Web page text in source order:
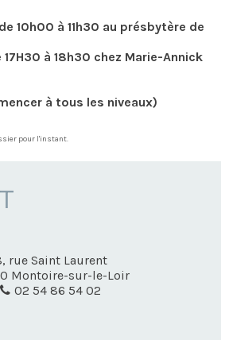
10h00 à 11h30 au présbytère de
à 18h30 chez Marie-Annick
à tous les niveaux)
pour l'instant.
rue Saint Laurent
Montoire-sur-le-Loir
02 54 86 54 02